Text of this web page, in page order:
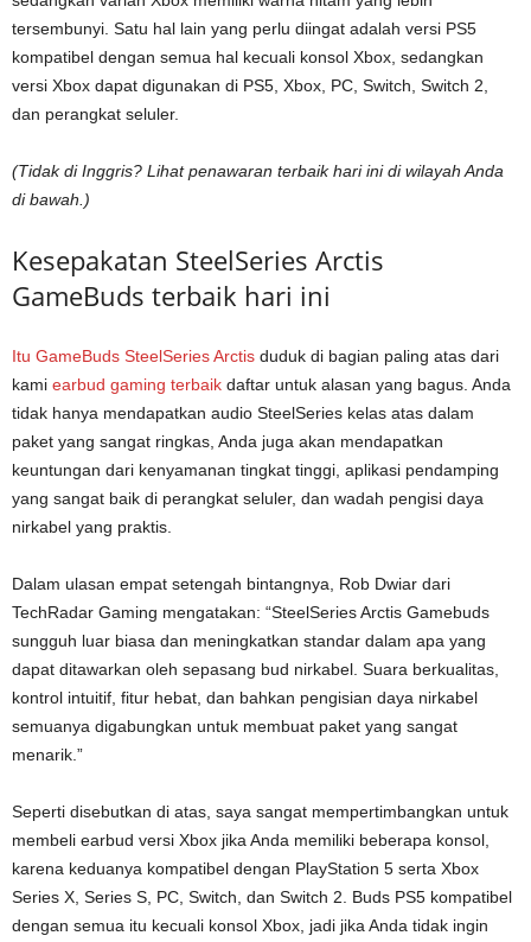
tersembunyi. Satu hal lain yang perlu diingat adalah versi PS5
kompatibel dengan semua hal kecuali konsol Xbox, sedangkan
versi Xbox dapat digunakan di PS5, Xbox, PC, Switch, Switch 2,
dan perangkat seluler.
(Tidak di Inggris? Lihat penawaran terbaik hari ini di wilayah Anda
di bawah.)
Kesepakatan SteelSeries Arctis
GameBuds terbaik hari ini
Itu GameBuds SteelSeries Arctis duduk di bagian paling atas dari
kami earbud gaming terbaik daftar untuk alasan yang bagus. Anda
tidak hanya mendapatkan audio SteelSeries kelas atas dalam
paket yang sangat ringkas, Anda juga akan mendapatkan
keuntungan dari kenyamanan tingkat tinggi, aplikasi pendamping
yang sangat baik di perangkat seluler, dan wadah pengisi daya
nirkabel yang praktis.
Dalam ulasan empat setengah bintangnya, Rob Dwiar dari
TechRadar Gaming mengatakan: “SteelSeries Arctis Gamebuds
sungguh luar biasa dan meningkatkan standar dalam apa yang
dapat ditawarkan oleh sepasang bud nirkabel. Suara berkualitas,
kontrol intuitif, fitur hebat, dan bahkan pengisian daya nirkabel
semuanya digabungkan untuk membuat paket yang sangat
menarik.”
Seperti disebutkan di atas, saya sangat mempertimbangkan untuk
membeli earbud versi Xbox jika Anda memiliki beberapa konsol,
karena keduanya kompatibel dengan PlayStation 5 serta Xbox
Series X, Series S, PC, Switch, dan Switch 2. Buds PS5 kompatibel
dengan semua itu kecuali konsol Xbox, jadi jika Anda tidak ingin